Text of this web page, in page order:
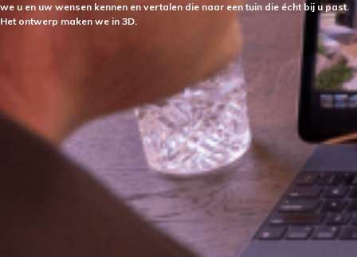
we u en uw wensen kennen en vertalen die naar een tuin die écht bij u past.
Het ontwerp maken we in 3D.